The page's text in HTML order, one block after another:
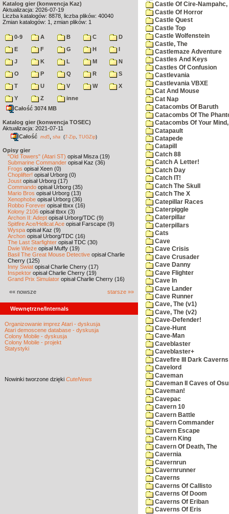
Katalog gier (konwencja Kaz)
Aktualizacja: 2026-07-19
Liczba katalogów: 8878, liczba plików: 40040
Zmian katalogów: 1, zmian plików: 1
0-9 A B C
D
E
F G H
I
J
K L M
N
O
P Q R
S
T
U V W
X
Y
Z
inne
Całość 3074 MB
Katalog gier (konwencja TOSEC)
Aktualizacja: 2021-07-11
Całość md5 sha (7-Zip TUGZip)
Opisy gier
"Old Towers" (Atari ST) opisał Misza (19)
Submarine Commander opisał Kaz (36)
Frogs opisał Xeen (0)
Choplifter! opisał Urborg (0)
Joust opisał Urborg (17)
Commando opisał Urborg (35)
Mario Bros opisał Urborg (13)
Xenophobe opisał Urborg (36)
Robbo Forever opisał tbxx (16)
Kolony 2106 opisał tbxx (3)
Archon II: Adept opisał Urborg/TDC (9)
Spitfire Ace/Hellcat Ace opisał Farscape (9)
Wyspa opisał Kaz (9)
Archon opisał Urborg/TDC (16)
The Last Starfighter opisał TDC (30)
Dwie Wieże opisał Muffy (19)
Basil The Great Mouse Detective opisał Charlie
Cherry (125)
Inny Świat opisał Charlie Cherry (17)
Inspektor opisał Charlie Cherry (19)
Grand Prix Simulator opisał Charlie Cherry (16)
«« nowsze starsze »»
Wewnętrzne/Internals
Organizowanie imprez Atari - dyskusja
Atari demoscene database - dyskusja
Colony Mobile - dyskusja
Colony Mobile - projekt
Statystyki
Nowinki tworzone dzięki CuteNews
Castle Of Cire-Nampahc,
Castle Of Horror
Castle Quest
Castle Top
Castle Wolfenstein
Castle, The
Castlemaze Adventure
Castles And Keys
Castles Of Confusion
Castlevania
Castlevania VBXE
Cat And Mouse
Cat Nap
Catacombs Of Baruth
Catacombs Of The
Catacombs Of Your
Catapault
Catapede
Catapill
Catch 88
Catch A Letter!
Catch Day
Catch IT!
Catch The Skull
Catch The X
Catepillar Races
Caterpiggle
Caterpillar
Caterpillars
Cats
Cave
Cave Crisis
Cave Crusader
Cave Danny
Cave Flighter
Cave In
Cave Lander
Cave Runner
Cave, The (v1)
Cave, The (v2)
Cave-Defender!
Cave-Hunt
Cave-Man
Caveblaster
Caveblaster+
Cavefire III Dark Caverns
Cavelord
Caveman
Caveman II Caves of
Caveman!
Cavepac
Cavern 10
Cavern Battle
Cavern Commander
Cavern Escape
Cavern King
Cavern Of Death, The
Cavernia
Cavernrun
Cavernrunner
Caverns
Caverns Of Callisto
Caverns Of Doom
Caverns Of Eriban
Caverns Of Eris